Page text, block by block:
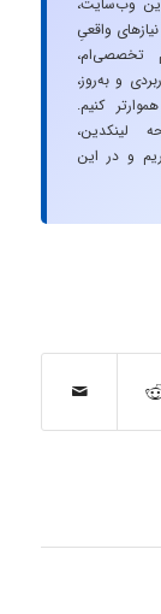
واقعیِ
تخصصی‌ام،
و به‌روز،
کنیم.
و در این